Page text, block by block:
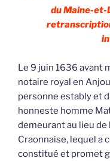
du Maine-et-
Le 9 juin 1636 avant
notaire royal en
personne estably et
honneste homme
demeurant au lieu de
Craonnaise, lequel a
constitué et promet